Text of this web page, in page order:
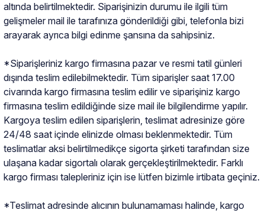
altında belirtilmektedir. Siparişinizin durumu ile ilgili tüm
gelişmeler mail ile tarafınıza gönderildiği gibi, telefonla bizi
arayarak ayrıca bilgi edinme şansına da sahipsiniz.
*Siparişleriniz kargo firmasına pazar ve resmi tatil günleri
dışında teslim edilebilmektedir. Tüm siparişler saat 17.00
civarında kargo firmasına teslim edilir ve siparişiniz kargo
firmasına teslim edildiğinde size mail ile bilgilendirme yapılır.
Kargoya teslim edilen siparişlerin, teslimat adresinize göre
24/48 saat içinde elinizde olması beklenmektedir. Tüm
teslimatlar aksi belirtilmedikçe sigorta şirketi tarafından size
ulaşana kadar sigortalı olarak gerçekleştirilmektedir. Farklı
kargo firması talepleriniz için ise lütfen bizimle irtibata geçiniz.
*Teslimat adresinde alıcının bulunamaması halinde, kargo